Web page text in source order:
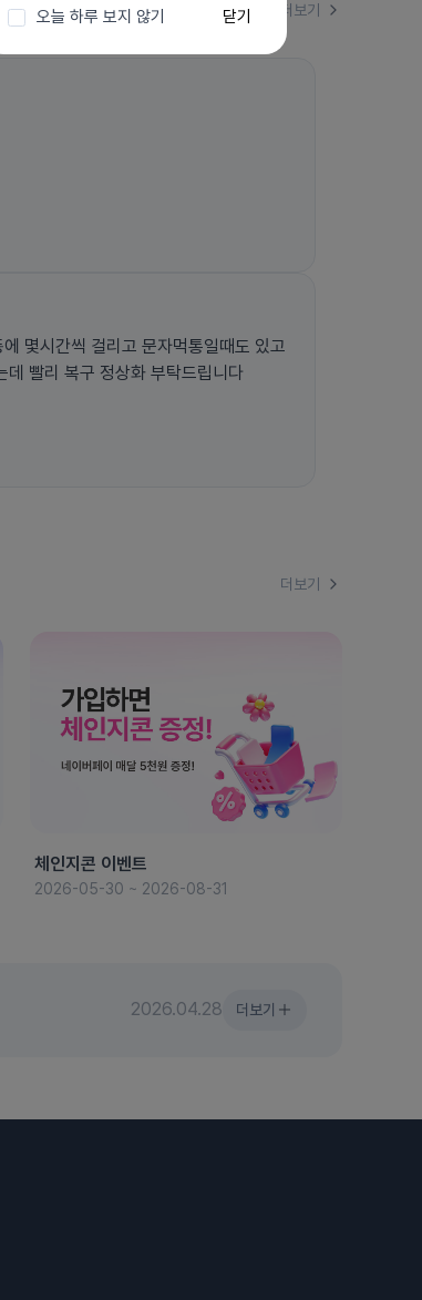
더보기
몇시간씩 걸리고 문자먹통일때도 있고
데 빨리 복구 정상화 부탁드립니다
더보기
체인지콘 이벤트
2026-05-30 ~ 2026-08-31
2026.04.28 더보기
오늘 하루 보지 않기 닫기